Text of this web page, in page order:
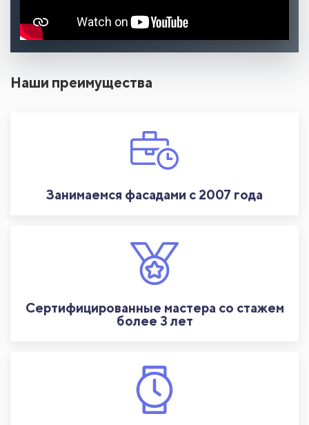
Наши преимущества
Занимаемся фасадами с 2007 года
Сертифицированные мастера со стажем
более 3 лет